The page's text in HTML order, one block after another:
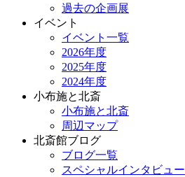
過去の企画展
イベント
イベント一覧
2026年度
2025年度
2024年度
小布施と北斎
小布施と北斎
周辺マップ
北斎館ブログ
ブログ一覧
スペシャルインタビュー